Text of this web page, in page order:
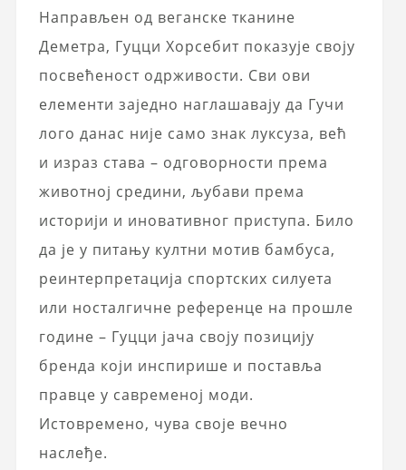
Направљен од веганске тканине
Деметра, Гуцци Хорсебит показује своју
посвећеност одрживости. Сви ови
елементи заједно наглашавају да Гучи
лого данас није само знак луксуза, већ
и израз става – одговорности према
животној средини, љубави према
историји и иновативног приступа. Било
да је у питању култни мотив бамбуса,
реинтерпретација спортских силуета
или носталгичне референце на прошле
године – Гуцци јача своју позицију
бренда који инспирише и поставља
правце у савременој моди.
Истовремено, чува своје вечно
наслеђе.